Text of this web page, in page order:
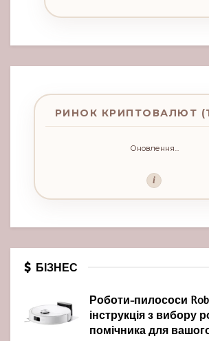
РИНОК КРИПТОВАЛЮТ
Оновлення...
i
БІЗНЕС
Роботи-пилососи
інструкція з вибору
помічника для